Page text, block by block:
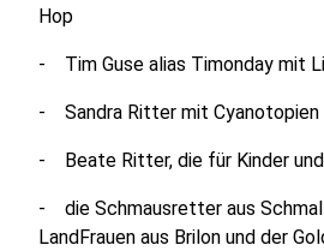
Hop
- Tim Guse alias Timonday mit
- Sandra Ritter mit Cyanotopien
- Beate Ritter, die für Kinder
- die Schmausretter aus
LandFrauen aus Brilon und der